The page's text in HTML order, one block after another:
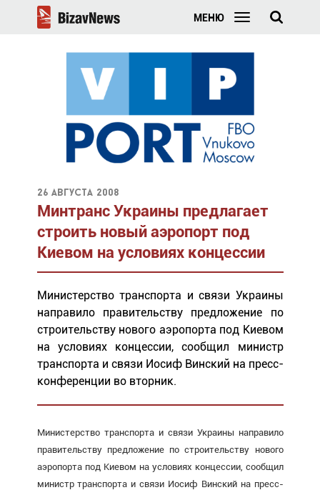
МЕНЮ
26 августа 2008
Минтранс Украины предлагает
строить новый аэропорт под
Киевом на условиях концессии
Министерство транспорта и связи Украины
направило правительству предложение по
строительству нового аэропорта под Киевом
на условиях концессии, сообщил министр
транспорта и связи Иосиф Винский на пресс-
конференции во вторник.
Министерство транспорта и связи Украины направило
правительству предложение по строительству нового
аэропорта под Киевом на условиях концессии, сообщил
министр транспорта и связи Иосиф Винский на пресс-